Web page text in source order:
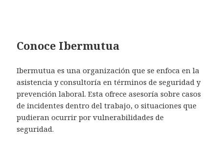
Conoce Ibermutua
Ibermutua es una organización que se enfoca en la
asistencia y consultoría en términos de seguridad y
prevención laboral. Esta ofrece asesoría sobre casos
de incidentes dentro del trabajo, o situaciones que
pudieran ocurrir por vulnerabilidades de
seguridad.